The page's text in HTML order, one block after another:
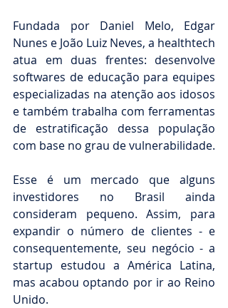
Fundada por Daniel Melo, Edgar
Nunes e João Luiz Neves, a healthtech
atua em duas frentes: desenvolve
softwares de educação para equipes
especializadas na atenção aos idosos
e também trabalha com ferramentas
de estratificação dessa população
com base no grau de vulnerabilidade.
Esse é um mercado que alguns
investidores no Brasil ainda
consideram pequeno. Assim, para
expandir o número de clientes - e
consequentemente, seu negócio - a
startup estudou a América Latina,
mas acabou optando por ir ao Reino
Unido.